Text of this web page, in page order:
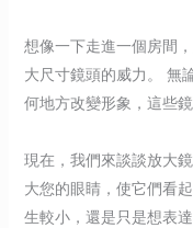
想像一下走進一個房間
大尺寸鏡頭的威力。 無
何地方改變形象，這些
現在，我們來談談放大
大您的眼睛，使它們看
生較小，還是只是想表